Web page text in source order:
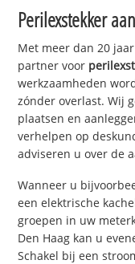
Perilexstekker
Met meer dan 20
partner voor
werkzaamheden
zónder overlast. Wij
plaatsen en
verhelpen op
adviseren u over de
Wanneer u
een elektrische
groepen in uw
Den Haag kan u
Schakel bij een